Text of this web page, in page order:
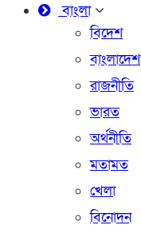
বাংলা
বিদেশ
বাংলাদেশ
রাজনীতি
ভারত
অর্থনীতি
মতামত
খেলা
বিনোদন